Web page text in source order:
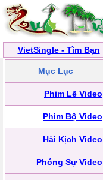
VietSingle - Tìm Bạn
Mục Lục
Phim Lẽ Video
Phim Bộ Video
Hài Kịch Video
Phóng Sự Video